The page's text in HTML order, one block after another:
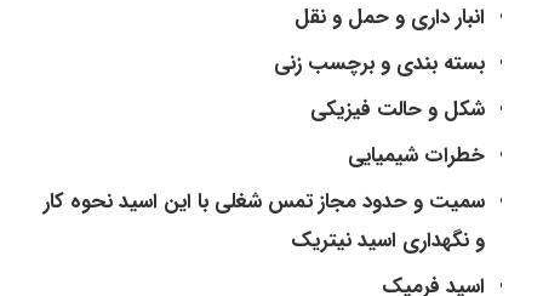
انبار داری و حمل و نقل
بسته بندی و برچسب زنی
شکل و حالت فیزیکی
خطرات شیمیایی
سمیت و حدود مجاز تمس شغلی با این اسید نحوه کار
و نگهداری اسید نیتریک
اسید فرمیک